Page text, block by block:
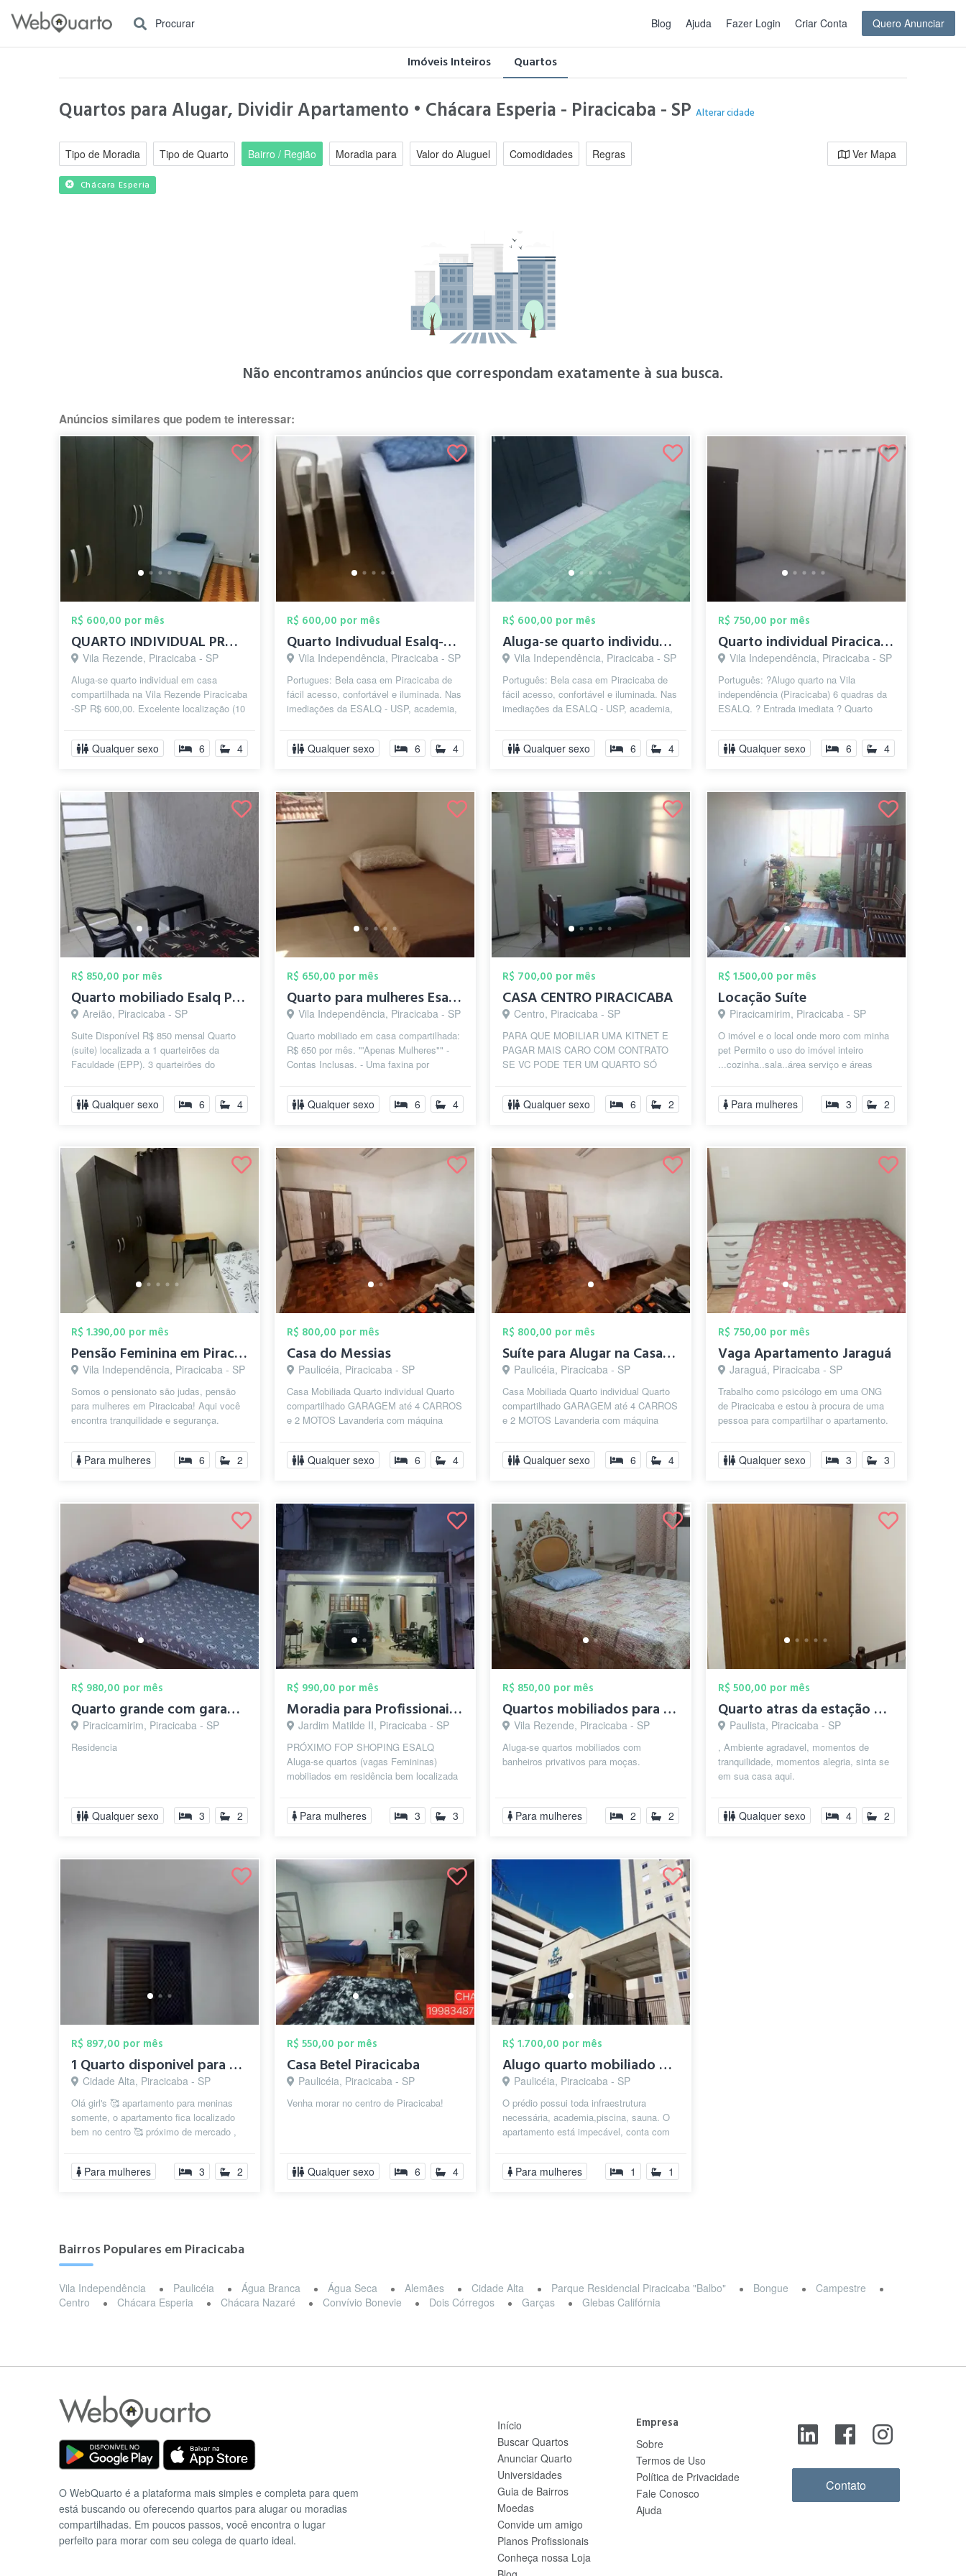
Procurar Blog Ajuda Fazer Login Criar Conta Quero Anunciar
Imóveis Inteiros Quartos
Quartos para Alugar, Dividir Apartamento • Chácara Esperia - Piracicaba - SPAlterar cidade
Tipo de Moradia Tipo de Quarto Bairro / Região Moradia para Valor do Aluguel Comodidades Regras Ver Mapa
Chácara Esperia
Não encontramos anúncios que correspondam exatamente à sua busca.
Anúncios similares que podem te interessar:
R$ 600,00 por mês
QUARTO INDIVIDUAL PROXIMO SHOPPING PIRAC...
Vila Rezende, Piracicaba - SP
Aluga-se quarto individual em casa
compartilhada na Vila Rezende Piracicaba
-SP R$ 600,00. Excelente localização (10
Qualquer sexo 6 4
R$ 600,00 por mês
Quarto Indivudual Esalq-Usp Piracicaba
Vila Independência, Piracicaba - SP
Portugues: Bela casa em Piracicaba de
fácil acesso, confortável e iluminada. Nas
imediações da ESALQ - USP, academia,
Qualquer sexo 6 4
R$ 600,00 por mês
Aluga-se quarto individual Esalq Piracic...
Vila Independência, Piracicaba - SP
Português: Bela casa em Piracicaba de
fácil acesso, confortável e iluminada. Nas
imediações da ESALQ - USP, academia,
Qualquer sexo 6 4
R$ 750,00 por mês
Quarto individual Piracicaba Esalq
Vila Independência, Piracicaba - SP
Português: ?Alugo quarto na Vila
independência (Piracicaba) 6 quadras da
ESALQ. ? Entrada imediata ? Quarto
Mulhe...
Qualquer sexo 6 4
R$ 850,00 por mês
Quarto mobiliado Esalq Piracicaba
Areião, Piracicaba - SP
Suite Disponível R$ 850 mensal Quarto
(suite) localizada a 1 quarteirões da
Faculdade (EPP). 3 quarteirões do
Qualquer sexo 6 4
R$ 650,00 por mês
Quarto para mulheres Esalq Piracicaba
Vila Independência, Piracicaba - SP
Quarto mobiliado em casa compartilhada:
R$ 650 por mês. "'Apenas Mulheres"" -
Contas Inclusas. - Uma faxina por
Qualquer sexo 6 4
R$ 700,00 por mês
CASA CENTRO PIRACICABA
Centro, Piracicaba - SP
PARA QUE MOBILIAR UMA KITNET E
PAGAR MAIS CARO COM CONTRATO
SE VC PODE TER UM QUARTO SÓ
CONTRATO!? R$ 700,00 ✅ AMBIENTE
FA... Qualquer sexo 6 2
R$ 1.500,00 por mês
Locação Suíte
Piracicamirim, Piracicaba - SP
O imóvel e o local onde moro com minha
pet Permito o uso do imóvel inteiro
...cozinha..sala..área serviço e áreas
Para mulheres 3 2
R$ 1.390,00 por mês
Pensão Feminina em Piracicaba
Vila Independência, Piracicaba - SP
Somos o pensionato são judas, pensão
para mulheres em Piracicaba! Aqui você
encontra tranquilidade e segurança.
Para mulheres 6 2
R$ 800,00 por mês
Casa do Messias
Paulicéia, Piracicaba - SP
Casa Mobiliada Quarto individual Quarto
compartilhado GARAGEM até 4 CARROS
e 2 MOTOS Lavanderia com máquina
BANHEIROS...
Qualquer sexo 6 4
R$ 800,00 por mês
Suíte para Alugar na Casa do Messias
Paulicéia, Piracicaba - SP
Casa Mobiliada Quarto individual Quarto
compartilhado GARAGEM até 4 CARROS
e 2 MOTOS Lavanderia com máquina
BANHEIROS...
Qualquer sexo 6 4
R$ 750,00 por mês
Vaga Apartamento Jaraguá
Jaraguá, Piracicaba - SP
Trabalho como psicólogo em uma ONG
de Piracicaba e estou à procura de uma
pessoa para compartilhar o apartamento.
Qualquer sexo 3 3
R$ 980,00 por mês
Quarto grande com garagem
Piracicamirim, Piracicaba - SP
Residencia
Qualquer sexo 3 2
R$ 990,00 por mês
Moradia para Profissionais e Estudantes ...
Jardim Matilde II, Piracicaba - SP
PRÓXIMO FOP SHOPING ESALQ
Aluga-se quartos (vagas Femininas)
mobiliados em residência bem localizada
Odontologia e Esa...
Para mulheres 3 3
R$ 850,00 por mês
Quartos mobiliados para moças com banhei...
Vila Rezende, Piracicaba - SP
Aluga-se quartos mobiliados com
banheiros privativos para moças.
Para mulheres 2 2
R$ 500,00 por mês
Quarto atras da estação da Paulista (Cen...
Paulista, Piracicaba - SP
, Ambiente agradavel, momentos de
tranquilidade, momentos alegria, sinta se
em sua casa aqui.
Qualquer sexo 4 2
R$ 897,00 por mês
1 Quarto disponivel para MENINA✨
Cidade Alta, Piracicaba - SP
Olá girl's 🥰 apartamento para meninas
somente, o apartamento fica localizado
bem no centro 🥰 próximo de mercado ,
Para mulheres 3 2
R$ 550,00 por mês
Casa Betel Piracicaba
Paulicéia, Piracicaba - SP
Venha morar no centro de Piracicaba!
Qualquer sexo 6 4
R$ 1.700,00 por mês
Alugo quarto mobiliado em ambiente famil...
Paulicéia, Piracicaba - SP
O prédio possui toda infraestrutura
necessária, academia,piscina, sauna. O
apartamento está impecável, conta com
Para mulheres 1 1
Bairros Populares em Piracicaba
Vila Independência Paulicéia Água Branca Água Seca Alemães Cidade Alta Parque Residencial Piracicaba "Balbo" Bongue
Campestre
Centro
Chácara Esperia Chácara Nazaré Convívio Bonevie Dois Córregos Garças Glebas Califórnia
O WebQuarto é a plataforma mais simples e completa para quem
está buscando ou oferecendo quartos para alugar ou moradias
compartilhadas. Em poucos passos, você encontra o lugar
perfeito para morar com seu colega de quarto ideal.
Início
Buscar Quartos
Anunciar Quarto
Universidades
Guia de Bairros
Moedas
Convide um amigo
Planos Profissionais
Conheça nossa Loja
Empresa
Sobre
Termos de Uso
Política de Privacidade
Fale Conosco
Ajuda
Contato